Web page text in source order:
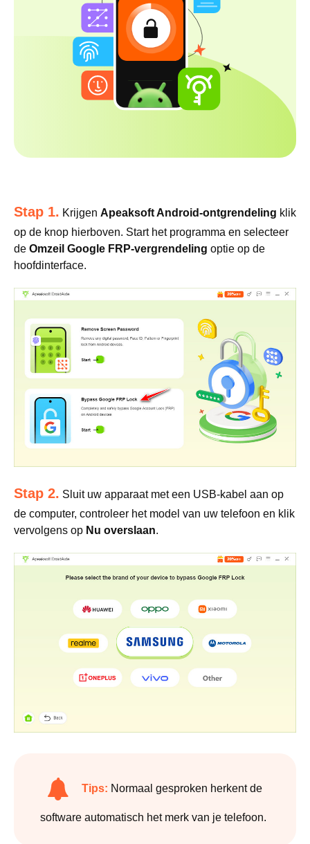
Stap 1. Krijgen Apeaksoft Android-ontgrendeling klik
op de knop hierboven. Start het programma en selecteer
de Omzeil Google FRP-vergrendeling optie op de
hoofdinterface.
Stap 2. Sluit uw apparaat met een USB-kabel aan op
de computer, controleer het model van uw telefoon en klik
vervolgens op Nu overslaan.
Tips: Normaal gesproken herkent de
software automatisch het merk van je telefoon.